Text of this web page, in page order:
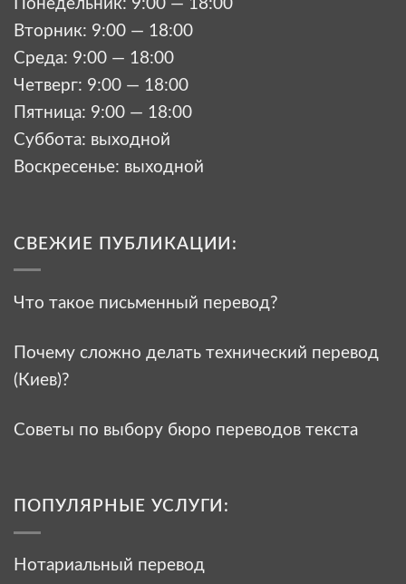
Понедельник: 9:00 — 18:00
Вторник: 9:00 — 18:00
Среда: 9:00 — 18:00
Четверг: 9:00 — 18:00
Пятница: 9:00 — 18:00
Суббота: выходной
Воскресенье: выходной
СВЕЖИЕ ПУБЛИКАЦИИ:
Что такое письменный перевод?
Почему сложно делать технический перевод
(Киев)?
Советы по выбору бюро переводов текста
ПОПУЛЯРНЫЕ УСЛУГИ:
Нотариальный перевод